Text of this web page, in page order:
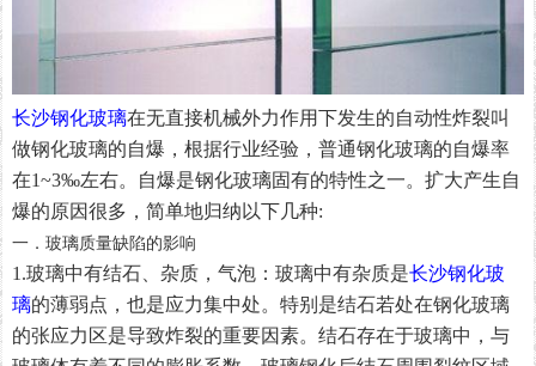
长沙钢化玻璃在无直接机械外力作用下发生的自动性炸裂叫
做钢化玻璃的自爆，根据行业经验，普通钢化玻璃的自爆率
在1~3‰左右。自爆是钢化玻璃固有的特性之一。扩大产生自
爆的原因很多，简单地归纳以下几种:
一．玻璃质量缺陷的影响
1.玻璃中有结石、杂质，气泡：玻璃中有杂质是长沙钢化玻
璃的薄弱点，也是应力集中处。特别是结石若处在钢化玻璃
的张应力区是导致炸裂的重要因素。结石存在于玻璃中，与